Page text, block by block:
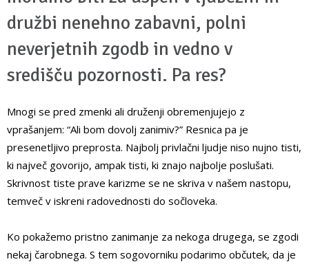
družbi nenehno zabavni, polni
neverjetnih zgodb in vedno v
središču pozornosti. Pa res?
Mnogi se pred zmenki ali druženji obremenjujejo z
vprašanjem: “Ali bom dovolj zanimiv?” Resnica pa je
presenetljivo preprosta. Najbolj privlačni ljudje niso nujno tisti,
ki največ govorijo, ampak tisti, ki znajo najbolje poslušati.
Skrivnost tiste prave karizme se ne skriva v našem nastopu,
temveč v iskreni radovednosti do sočloveka.
Ko pokažemo pristno zanimanje za nekoga drugega, se zgodi
nekaj čarobnega. S tem sogovorniku podarimo občutek, da je